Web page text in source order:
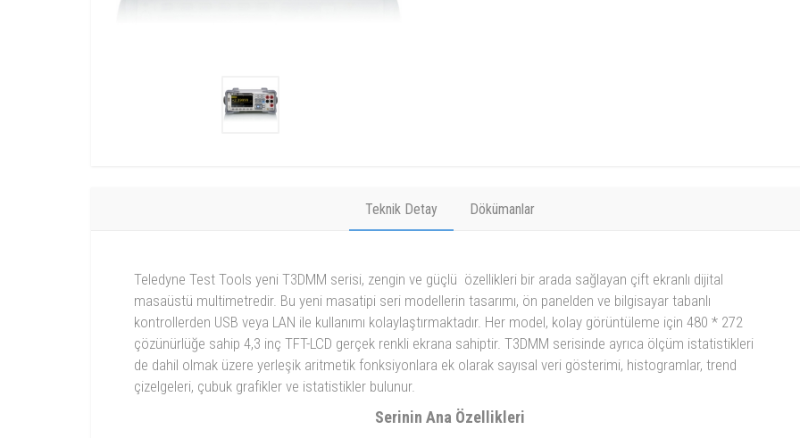
Teknik Detay Dökümanlar
Teledyne Test Tools yeni T3DMM serisi, zengin ve güçlü özellikleri bir arada sağlayan çift ekranlı dijital
masaüstü multimetredir. Bu yeni masatipi seri modellerin tasarımı, ön panelden ve bilgisayar tabanlı
kontrollerden USB veya LAN ile kullanımı kolaylaştırmaktadır. Her model, kolay görüntüleme için 480 * 272
çözünürlüğe sahip 4,3 inç TFT-LCD gerçek renkli ekrana sahiptir. T3DMM serisinde ayrıca ölçüm istatistikleri
de dahil olmak üzere yerleşik aritmetik fonksiyonlara ek olarak sayısal veri gösterimi, histogramlar, trend
çizelgeleri, çubuk grafikler ve istatistikler bulunur.
Serinin Ana Özellikleri